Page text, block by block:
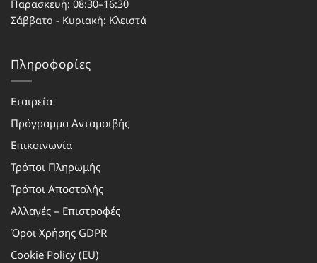
Παρασκευή: 08:30–16:30
Σάββατο - Κυριακή: Κλειστά
Πληροφορίες
Εταιρεία
Πρόγραμμα Ανταμοιβής
Επικοινωνία
Τρόποι Πληρωμής
Τρόποι Αποστολής
Αλλαγές – Επιστροφές
Όροι Χρήσης GDPR
Cookie Policy (EU)